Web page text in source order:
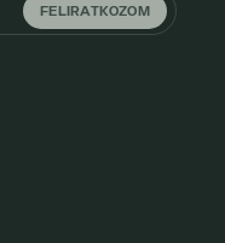
FELIRATKOZOM